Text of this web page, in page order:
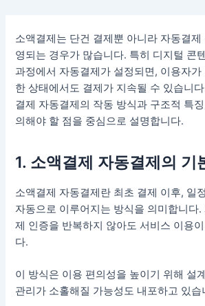
소액결제는 단건 결제뿐 아니라 자동결
영되는 경우가 많습니다. 특히 디지털 콘
과정에서 자동결제가 설정되면, 이용자
한 상태에서도 결제가 지속될 수 있습니
결제 자동결제의 작동 방식과 구조적 특
의해야 할 점을 중심으로 설명합니다.
1. 소액결제 자동결제의 기
소액결제 자동결제란 최초 결제 이후, 일
자동으로 이루어지는 방식을 의미합니다.
제 인증을 반복하지 않아도 서비스 이용
다.
이 방식은 이용 편의성을 높이기 위해 설
관리가 소홀해질 가능성도 내포하고 있습